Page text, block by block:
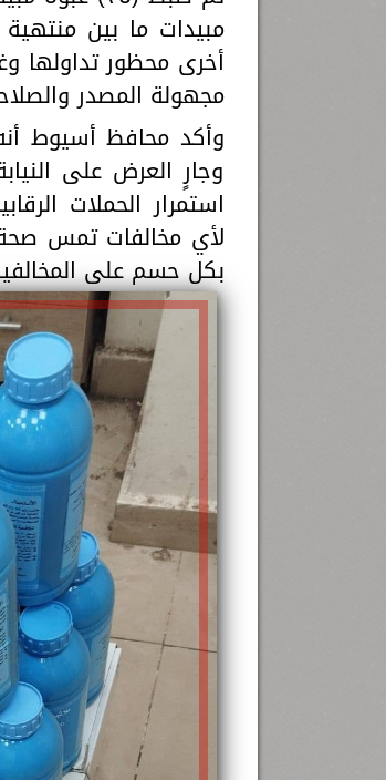
أخرى محظور تداولها
مجهولة المصدر
وأكد محافظ أسيوط أنه
وجارٍ العرض على
استمرار الحملات
لأي مخالفات تمس صحة
بكل حسم على